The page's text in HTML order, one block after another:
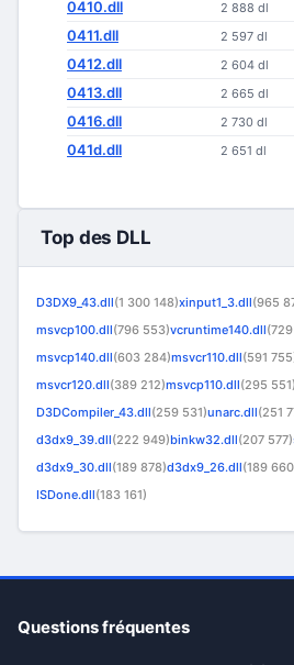
0410.dll 2 888 dl
0411.dll 2 597 dl
0412.dll 2 604 dl
0413.dll 2 665 dl
0416.dll 2 730 dl
041d.dll 2 651 dl
Top des DLL
D3DX9_43.dll(1 300 148)xinput1_3.dll(965
msvcp100.dll(796 553)vcruntime140.dll
msvcp140.dll(603 284)msvcr110.dll(591
msvcr120.dll(389 212)msvcp110.dll(295 551)
D3DCompiler_43.dll(259 531)unarc.dll(251
d3dx9_39.dll(222 949)binkw32.dll(207 577)
d3dx9_30.dll(189 878)d3dx9_26.dll(189
ISDone.dll(183 161)
Questions fréquentes